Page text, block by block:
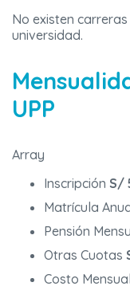
No existen
universidad.
UPP
Array
Inscripción S/
Matrícula
Pensión
Otras Cuotas
Costo Mensual